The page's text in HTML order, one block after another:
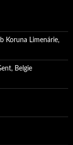
Koruna Limenárie,
Belgie